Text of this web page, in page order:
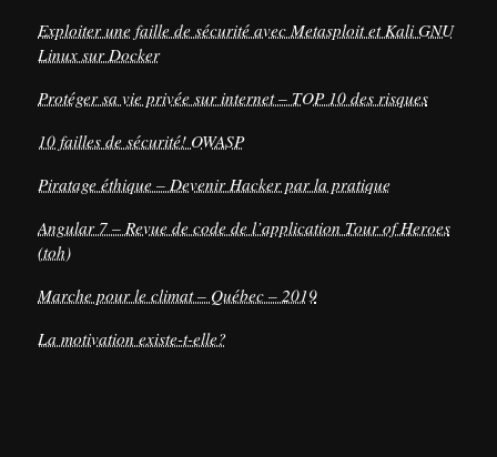
Exploiter une faille de sécurité avec Metasploit et Kali GNU
Linux sur Docker
Protéger sa vie privée sur internet – TOP 10 des risques
10 failles de sécurité! OWASP
Piratage éthique – Devenir Hacker par la pratique
Angular 7 – Revue de code de l’application Tour of Heroes
(toh)
Marche pour le climat – Québec – 2019
La motivation existe-t-elle?